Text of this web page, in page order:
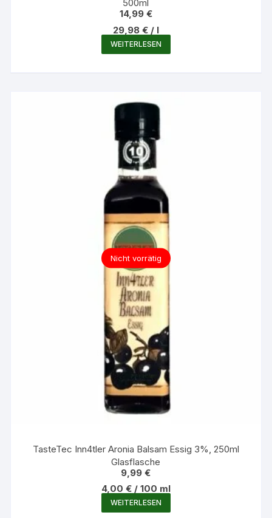
500ml
14,99 €
29,98 €/ l
WEITERLESEN
Nicht vorrätig
TasteTec Inn4tler Aronia Balsam Essig 3%, 250ml
Glasflasche
9,99€
4,00 €/ 100 ml
WEITERLESEN